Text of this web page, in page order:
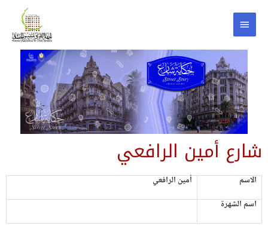
شارع أمين الرافعي
الاسم
أمين الرافعي
اسم الشهرة